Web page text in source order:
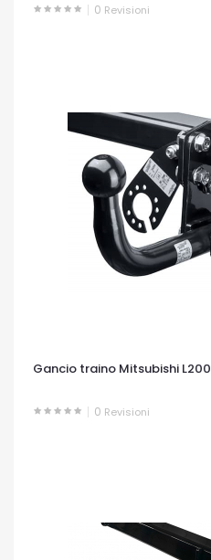
0 Revisioni
OCCHIATA VELOCE
Gancio traino Mitsubishi L200
0 Revisioni
OCCHIATA VELOCE